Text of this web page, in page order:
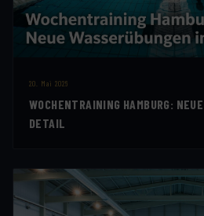
20. Mai 2026
WOCHENTRAINING HAMBURG:
DETAIL